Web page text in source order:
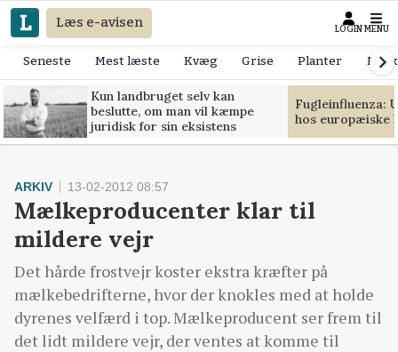
Læs e-avisen LOGIN MENU
Seneste Mest læste Kvæg Grise Planter
Kun landbruget selv kan
beslutte, om man vil kæmpe
juridisk for sin eksistens
Fugleinfluenza:
hos europæiske
ARKIV 13-02-2012 08:57
Mælkeproducenter klar til
mildere vejr
Det hårde frostvejr koster ekstra kræfter på
mælkebedrifterne, hvor der knokles med at holde
dyrenes velfærd i top. Mælkeproducent ser frem til
det lidt mildere vejr, der ventes at komme til